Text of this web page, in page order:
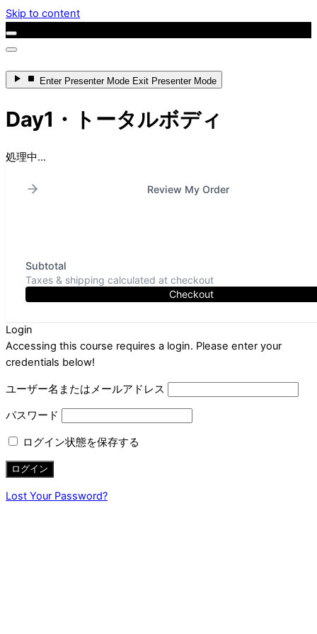
Skip to content
Enter Presenter Mode Exit Presenter Mode
Day1・トータルボディ
処理中...
Review My Order
Subtotal
Taxes & shipping calculated at checkout
Checkout
Login
Accessing this course requires a login. Please enter your
credentials below!
ユーザー名またはメールアドレス
パスワード
ログイン状態を保存する
Lost Your Password?